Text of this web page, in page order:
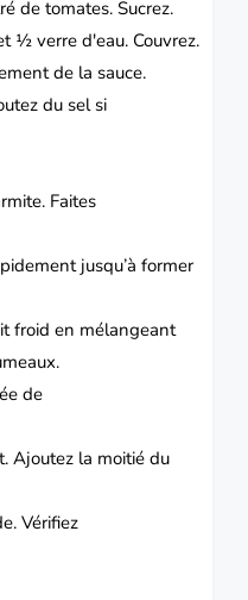
de tomates. Sucrez.
½ verre d'eau. Couvrez.
de la sauce.
du sel si
Faites
jusqu’à former
froid en mélangeant
de
Ajoutez la moitié du
Vérifiez